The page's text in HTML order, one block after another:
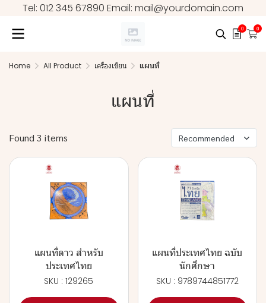
Tel: 012 345 67890 Email: mail@yourdomain.com
0 0
Home All Product เครื่องเขียน แผนที่
แผนที่
Found 3 items Recommended
แผนที่ดาว สำหรับ
ประเทศไทย
SKU : 129265
แผนที่ประเทศไทย ฉบับ
นักศึกษา
SKU : 9789744851772